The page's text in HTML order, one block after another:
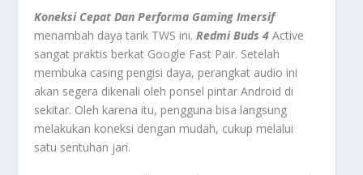
Koneksi Cepat Dan Performa Gaming Imersif
menambah daya tarik TWS ini.Redmi Buds 4 Active
sangat praktis berkat Google Fast Pair. Setelah
membuka casing pengisi daya, perangkat audio ini
akan segera dikenali oleh ponsel pintar Android di
sekitar. Oleh karena itu, pengguna bisa langsung
melakukan koneksi dengan mudah, cukup melalui
satu sentuhan jari.